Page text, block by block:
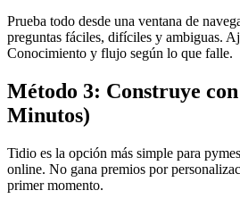
Prueba todo desde una ventana de
preguntas fáciles, difíciles y ambiguas.
Conocimiento y flujo según lo que falle.
Método 3: Construye
Minutos)
Tidio es la opción más simple para
online. No gana premios por
primer momento.